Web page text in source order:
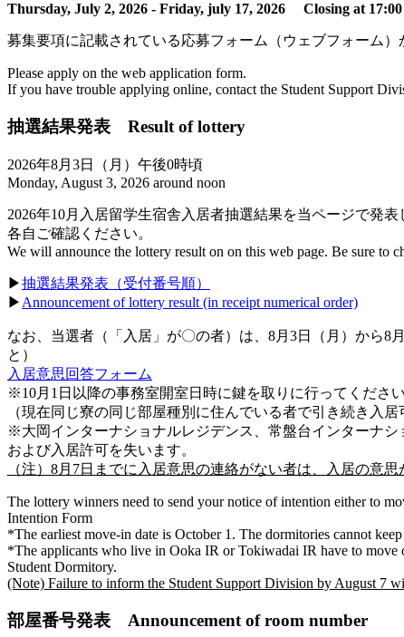
Thursday, July 2, 2026 - Friday, july 17, 2026 Closing at 17:00
募集要項に記載されている応募フォーム（ウェブフォーム
Please apply on the web application form.
If you have trouble applying online, contact the Student Support
抽選結果発表 Result of lottery
2026年8月3日（月）午後0時頃
Monday, August 3, 2026 around noon
2026年10月入居留学生宿舎入居者抽選結果を当ページで発表
各自ご確認ください。
We will announce the lottery result on on this web page. Be sure to
▶抽選結果発表（受付番号順）
▶ Announcement of lottery result (in receipt numerical order)
なお、当選者（「入居」が〇の者）は、8月3日（月）から8
と）
入居意思回答フォーム
※10月1日以降の事務室開室日時に鍵を取りに行ってくださ
（現在同じ寮の同じ部屋種別に住んでいる者で引き続き入
※大岡インターナショナルレジデンス、常盤台インターナ
および入居許可を失います。
（注）8月7日までに入居意思の連絡がない者は、入居の意
The lottery winners need to send your notice of intention either to
Intention Form
*The earliest move-in date is October 1. The dormitories cannot
*The applicants who live in Ooka IR or Tokiwadai IR have to
Student Dormitory.
(Note) Failure to inform the Student Support Division by August 7
部屋番号発表 Announcement of room number